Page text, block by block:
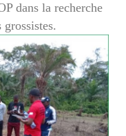
dans la recherche